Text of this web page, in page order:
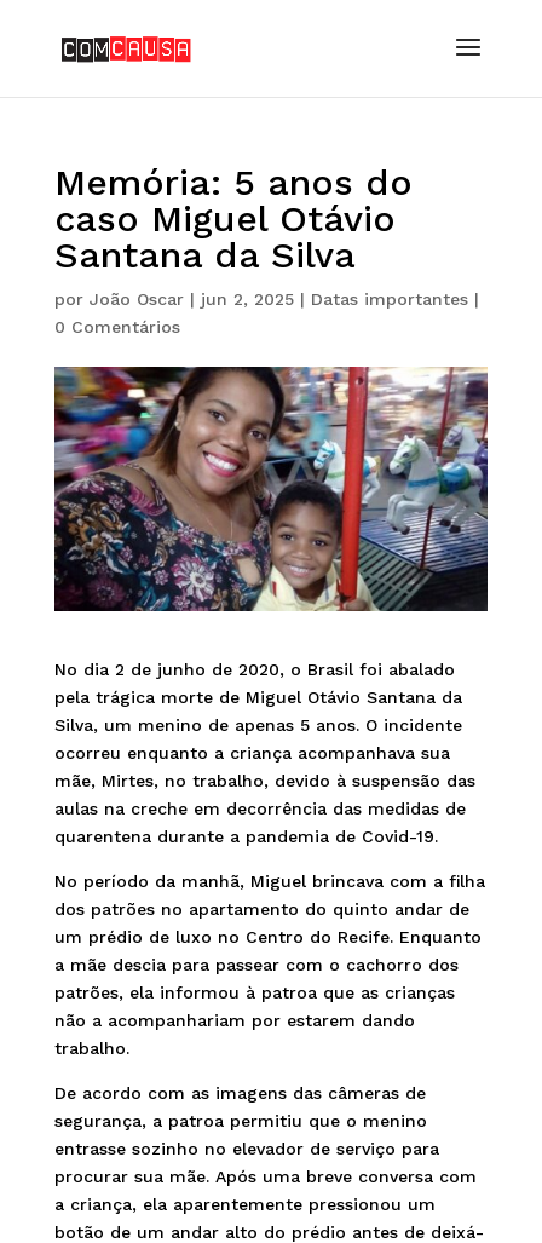
Memória: 5 anos do
caso Miguel Otávio
Santana da Silva
por João Oscar| jun 2, 2025| Datas importantes|
0 Comentários
No dia 2 de junho de 2020, o Brasil foi abalado
pela trágica morte de Miguel Otávio Santana da
Silva, um menino de apenas 5 anos. O incidente
ocorreu enquanto a criança acompanhava sua
mãe, Mirtes, no trabalho, devido à suspensão das
aulas na creche em decorrência das medidas de
quarentena durante a pandemia de Covid-19.
No período da manhã, Miguel brincava com a filha
dos patrões no apartamento do quinto andar de
um prédio de luxo no Centro do Recife. Enquanto
a mãe descia para passear com o cachorro dos
patrões, ela informou à patroa que as crianças
não a acompanhariam por estarem dando
trabalho.
De acordo com as imagens das câmeras de
segurança, a patroa permitiu que o menino
entrasse sozinho no elevador de serviço para
procurar sua mãe. Após uma breve conversa com
a criança, ela aparentemente pressionou um
botão de um andar alto do prédio antes de deixá-